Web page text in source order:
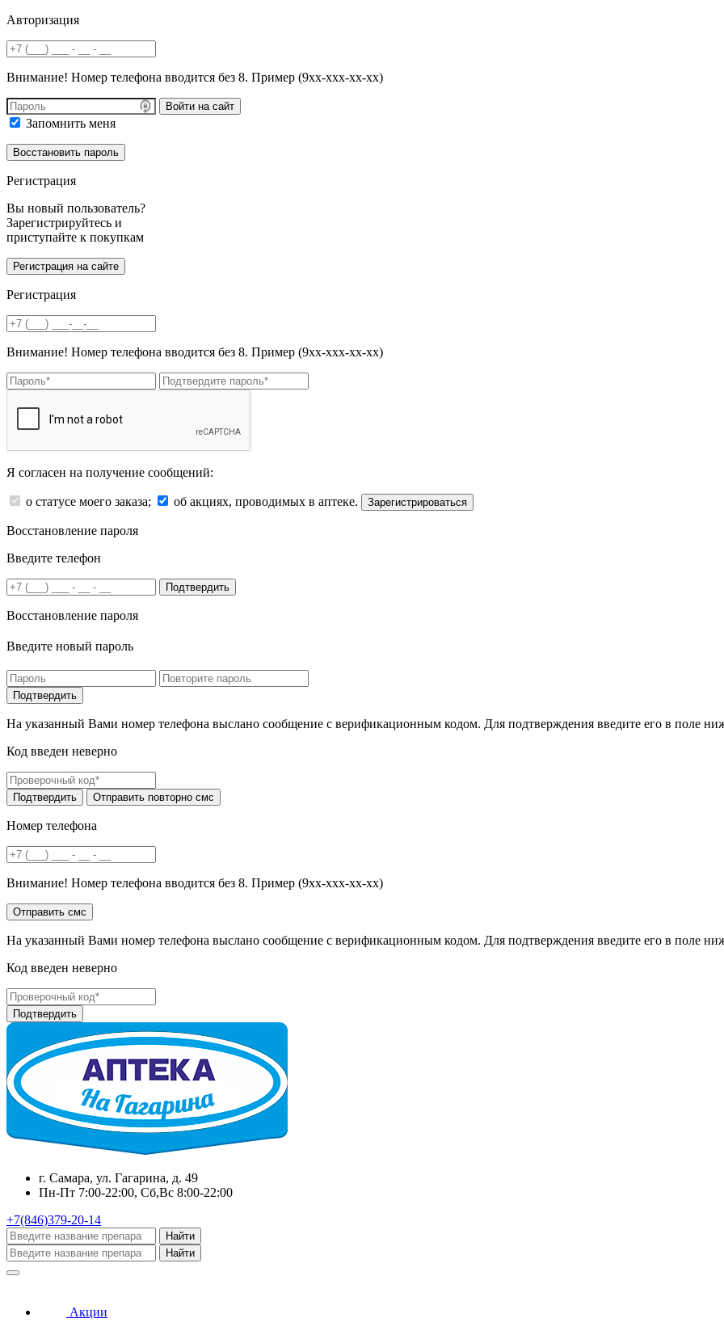
Авторизация
Внимание! Номер телефона вводится без 8. Пример (9хх-ххх-хх-хх)
Войти на сайт
Запомнить меня
Регистрация
Вы новый пользователь?
Зарегистрируйтесь и
приступайте к покупкам
Регистрация
Внимание! Номер телефона вводится без 8. Пример (9хх-ххх-хх-хх)
Я согласен на получение сообщений:
о статусе моего заказа; об акциях, проводимых в аптеке. Зарегистрироваться
Восстановление пароля
Введите телефон
Подтвердить
Восстановление пароля
Введите новый пароль
На указанный Вами номер телефона выслано сообщение с верификационным кодом. Для подтверждения введите его в поле
Код введен неверно
Номер телефона
Внимание! Номер телефона вводится без 8. Пример (9хх-ххх-хх-хх)
На указанный Вами номер телефона выслано сообщение с верификационным кодом. Для подтверждения введите его в поле
Код введен неверно
г. Самара, ул. Гагарина, д. 49
Пн-Пт 7:00-22:00, Сб,Вс 8:00-22:00
+7(846)379-20-14
Найти
Найти
Акции